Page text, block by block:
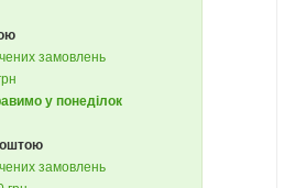
замовлень
у понеділок
замовлень